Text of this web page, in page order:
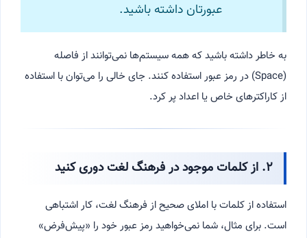
عبورتان داشته باشید.
به خاطر داشته باشید که همه سیستم‌ها نمی‌توانند از فاصله
(Space) در رمز عبور استفاده کنند. جای خالی را می‌توان با استفاده
از کاراکترهای خاص یا اعداد پر کرد.
۲. از کلمات موجود در فرهنگ لغت دوری کنید
استفاده از کلمات با املای صحیح از فرهنگ لغت، کار اشتباهی
است. برای مثال، شما نمی‌خواهید رمز عبور خود را «پیش‌فرض»